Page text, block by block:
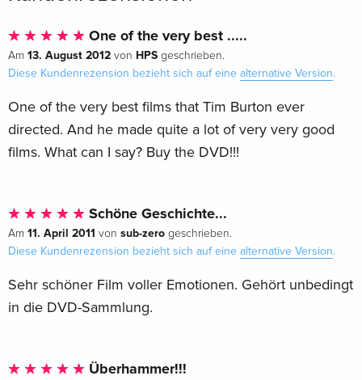
One of the very best .....
Am 13. August 2012 von HPS geschrieben.
Diese Kundenrezension bezieht sich auf eine alternative Version.
One of the very best films that Tim Burton ever
directed. And he made quite a lot of very very good
films. What can I say? Buy the DVD!!!
Schöne Geschichte...
Am 11. April 2011 von sub-zero geschrieben.
Diese Kundenrezension bezieht sich auf eine alternative Version.
Sehr schöner Film voller Emotionen. Gehört unbedingt
in die DVD-Sammlung.
Überhammer!!!